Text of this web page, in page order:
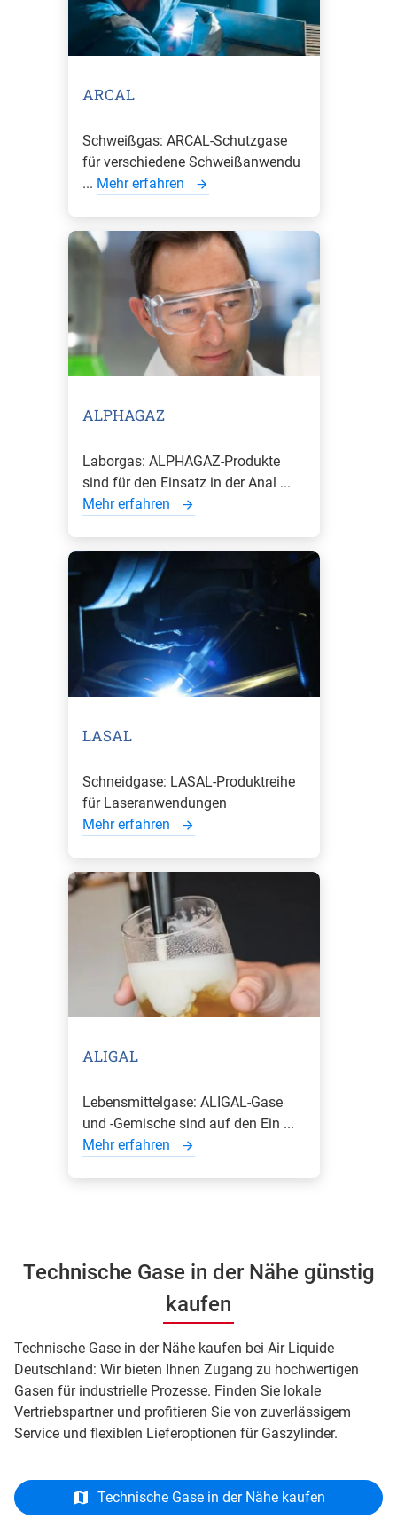
ARCAL
Schweißgas: ARCAL-Schutzgase
für verschiedene Schweißanwendu
... Mehr erfahren
ALPHAGAZ
Laborgas: ALPHAGAZ-Produkte
sind für den Einsatz in der Anal ...
Mehr erfahren
LASAL
Schneidgase: LASAL-Produktreihe
für Laseranwendungen
Mehr erfahren
ALIGAL
Lebensmittelgase: ALIGAL-Gase
und -Gemische sind auf den Ein ...
Mehr erfahren
Technische Gase in der Nähe günstig
kaufen
Technische Gase in der Nähe kaufen bei Air Liquide
Deutschland: Wir bieten Ihnen Zugang zu hochwertigen
Gasen für industrielle Prozesse. Finden Sie lokale
Vertriebspartner und profitieren Sie von zuverlässigem
Service und flexiblen Lieferoptionen für Gaszylinder.
Technische Gase in der Nähe kaufen